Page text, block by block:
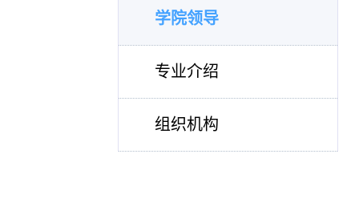
学院领导
专业介绍
组织机构